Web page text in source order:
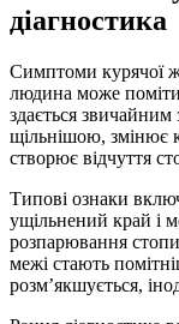
діагностика
Симптоми курячої
людина може
здається звичайним
щільнішою, змінює
створює відчуття
Типові ознаки
ущільнений край і
розпарювання
межі стають
розм’якшується,